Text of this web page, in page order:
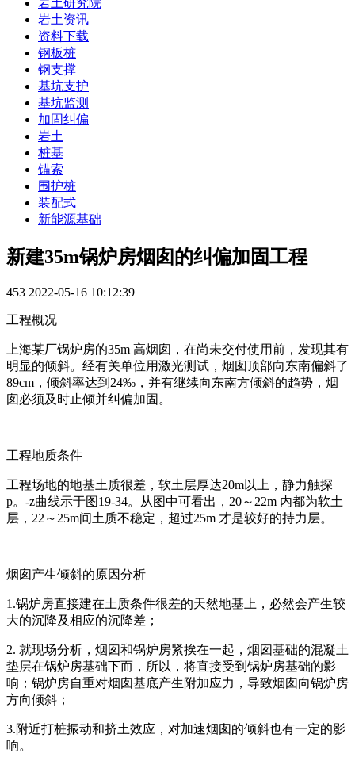
岩土研究院
岩土资讯
资料下载
钢板桩
钢支撑
基坑支护
基坑监测
加固纠偏
岩土
桩基
锚索
围护桩
装配式
新能源基础
新建35m锅炉房烟囱的纠偏加固工程
453 2022-05-16 10:12:39
工程概况
上海某厂锅炉房的35m 高烟囱，在尚未交付使用前，发现其有
明显的倾斜。经有关单位用激光测试，烟囱顶部向东南偏斜了
89cm，倾斜率达到24‰，并有继续向东南方倾斜的趋势，烟
囱必须及时止倾并纠偏加固。
工程地质条件
工程场地的地基土质很差，软土层厚达20m以上，静力触探
p。-z曲线示于图19-34。从图中可看出，20～22m 内都为软土
层，22～25m间土质不稳定，超过25m 才是较好的持力层。
烟囱产生倾斜的原因分析
1.锅炉房直接建在土质条件很差的天然地基上，必然会产生较
大的沉降及相应的沉降差；
2. 就现场分析，烟囱和锅炉房紧挨在一起，烟囱基础的混凝土
垫层在锅炉房基础下而，所以，将直接受到锅炉房基础的影
响；锅炉房自重对烟囱基底产生附加应力，导致烟囱向锅炉房
方向倾斜；
3.附近打桩振动和挤土效应，对加速烟囱的倾斜也有一定的影
响。